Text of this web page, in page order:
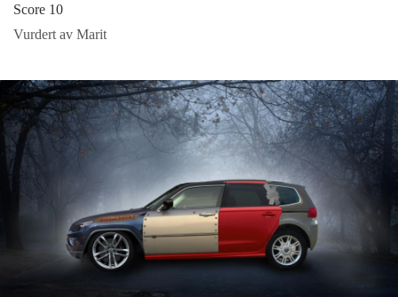
Score 10
Vurdert av Marit